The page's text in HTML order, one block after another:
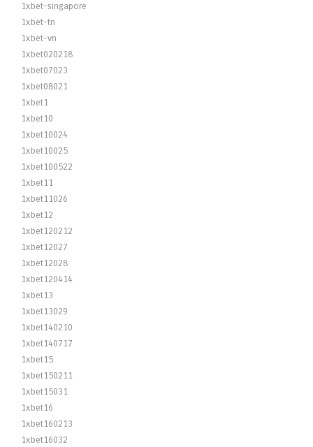
1xbet-singapore
1xbet-tn
1xbet-vn
1xbet020218
1xbet07023
1xbet08021
1xbet1
1xbet10
1xbet10024
1xbet10025
1xbet100522
1xbet11
1xbet11026
1xbet12
1xbet120212
1xbet12027
1xbet12028
1xbet120414
1xbet13
1xbet13029
1xbet140210
1xbet140717
1xbet15
1xbet150211
1xbet15031
1xbet16
1xbet160213
1xbet16032